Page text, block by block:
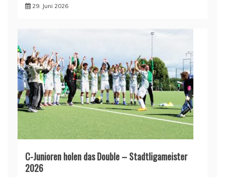
29. Juni 2026
C-Junioren holen das Double – Stadtligameister
2026